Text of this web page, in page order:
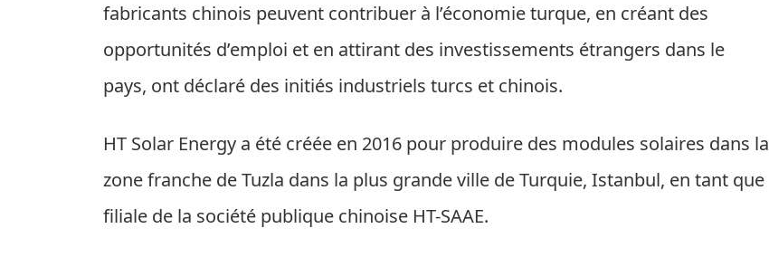
fabricants chinois peuvent contribuer à l’économie turque, en créant des
opportunités d’emploi et en attirant des investissements étrangers dans le
pays, ont déclaré des initiés industriels turcs et chinois.
HT Solar Energy a été créée en 2016 pour produire des modules solaires dans la
zone franche de Tuzla dans la plus grande ville de Turquie, Istanbul, en tant que
filiale de la société publique chinoise HT-SAAE.